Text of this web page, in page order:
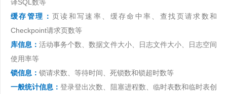
译SQL数等
缓存管理： 页读和写速率、缓存命中率、查找页请求数和
Checkpoint请求页数等
库信息：活动事务个数、数据文件大小、日志文件大小、日志空间
使用率等
锁信息： 锁请求数、等待时间、死锁数和锁超时数等
一般统计信息：登录登出次数、阻塞进程数、临时表数和临时表创